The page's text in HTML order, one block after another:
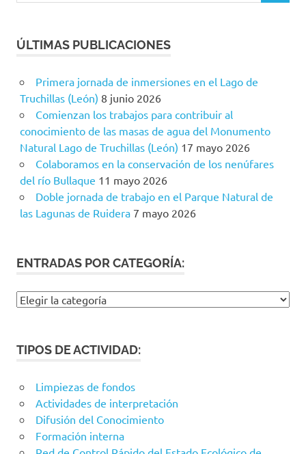
ÚLTIMAS PUBLICACIONES
Primera jornada de inmersiones en el Lago de
Truchillas (León) 8 junio 2026
Comienzan los trabajos para contribuir al
conocimiento de las masas de agua del Monumento
Natural Lago de Truchillas (León) 17 mayo 2026
Colaboramos en la conservación de los nenúfares
del río Bullaque 11 mayo 2026
Doble jornada de trabajo en el Parque Natural de
las Lagunas de Ruidera 7 mayo 2026
ENTRADAS POR CATEGORÍA:
Entradas
TIPOS DE ACTIVIDAD:
Limpiezas de fondos
Actividades de interpretación
Difusión del Conocimiento
Formación interna